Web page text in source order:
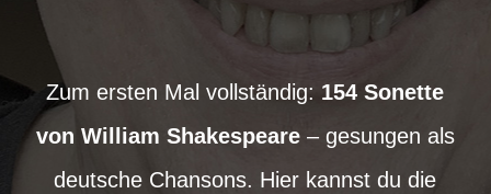
Zum ersten Mal vollständig: 154 Sonette
von William Shakespeare– gesungen als
deutsche Chansons. Hier kannst du die